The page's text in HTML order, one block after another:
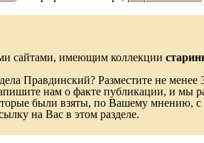
сайтами, имеющим коллекции
Правдинский? Разместите не
нам о факте публикации, и мы
были взяты, по Вашему мнению,
на Вас в этом разделе.